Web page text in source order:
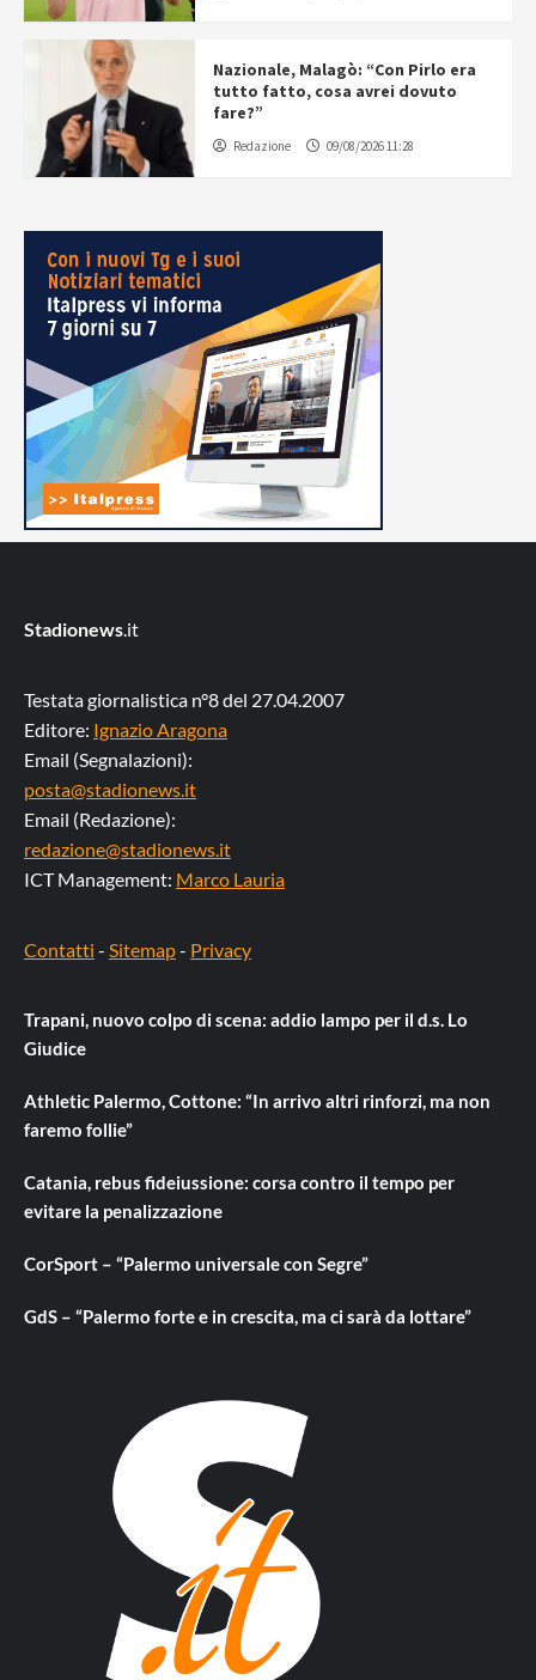
Nazionale, Malagò: “Con Pirlo era
tutto fatto, cosa avrei dovuto
fare?”
Redazione 09/08/2026 11:28
Stadionews.it
Testata giornalistica n°8 del 27.04.2007
Editore: Ignazio Aragona
Email (Segnalazioni):
posta@stadionews.it
Email (Redazione):
redazione@stadionews.it
ICT Management: Marco Lauria
Contatti - Sitemap- Privacy
Trapani, nuovo colpo di scena: addio lampo per il d.s. Lo
Giudice
Athletic Palermo, Cottone: “In arrivo altri rinforzi, ma non
faremo follie”
Catania, rebus fideiussione: corsa contro il tempo per
evitare la penalizzazione
CorSport – “Palermo universale con Segre”
GdS – “Palermo forte e in crescita, ma ci sarà da lottare”